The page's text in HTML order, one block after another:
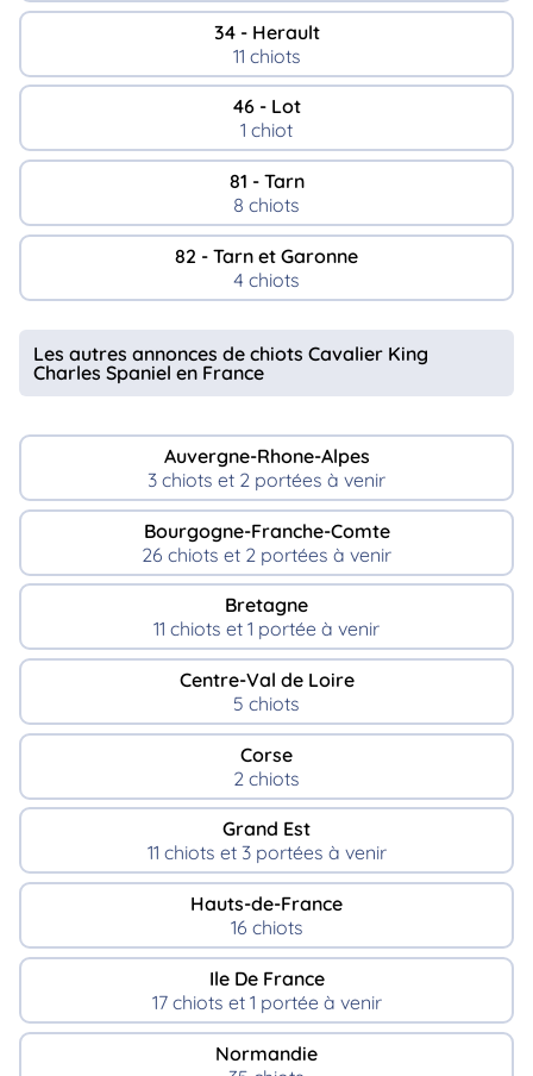
34 - Herault
11 chiots
46 - Lot
1 chiot
81 - Tarn
8 chiots
82 - Tarn et Garonne
4 chiots
Les autres annonces de chiots Cavalier King
Charles Spaniel en France
Auvergne-Rhone-Alpes
3 chiots et 2 portées à venir
Bourgogne-Franche-Comte
26 chiots et 2 portées à venir
Bretagne
11 chiots et 1 portée à venir
Centre-Val de Loire
5 chiots
Corse
2 chiots
Grand Est
11 chiots et 3 portées à venir
Hauts-de-France
16 chiots
Ile De France
17 chiots et 1 portée à venir
Normandie